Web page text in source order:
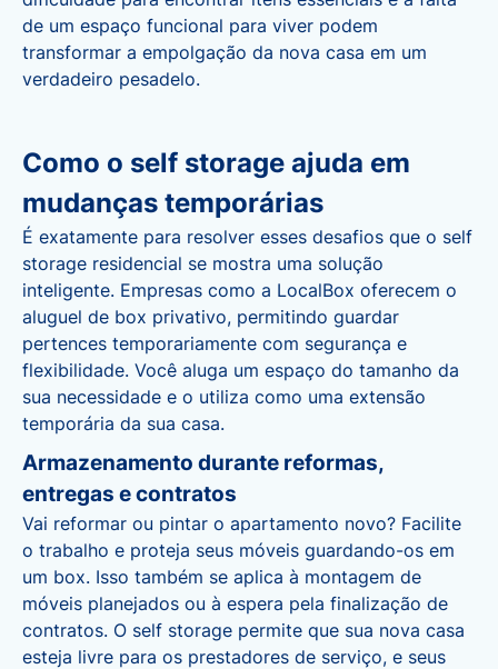
de um espaço funcional para viver podem
transformar a empolgação da nova casa em um
verdadeiro pesadelo.
Como o self storage ajuda em
mudanças temporárias
É exatamente para resolver esses desafios que o self
storage residencial se mostra uma solução
inteligente. Empresas como a LocalBox oferecem o
aluguel de box privativo, permitindo guardar
pertences temporariamente com segurança e
flexibilidade. Você aluga um espaço do tamanho da
sua necessidade e o utiliza como uma extensão
temporária da sua casa.
Armazenamento durante reformas,
entregas e contratos
Vai reformar ou pintar o apartamento novo? Facilite
o trabalho e proteja seus móveis guardando-os em
um box. Isso também se aplica à montagem de
móveis planejados ou à espera pela finalização de
contratos. O self storage permite que sua nova casa
esteja livre para os prestadores de serviço, e seus